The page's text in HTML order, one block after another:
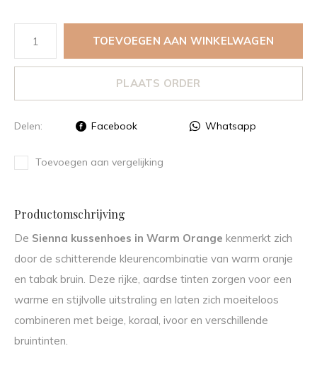
TOEVOEGEN AAN WINKELWAGEN
PLAATS ORDER
Delen: Facebook Whatsapp
Toevoegen aan vergelijking
Productomschrijving
De Sienna kussenhoes in Warm Orange kenmerkt zich
door de schitterende kleurencombinatie van warm oranje
en tabak bruin. Deze rijke, aardse tinten zorgen voor een
warme en stijlvolle uitstraling en laten zich moeiteloos
combineren met beige, koraal, ivoor en verschillende
bruintinten.